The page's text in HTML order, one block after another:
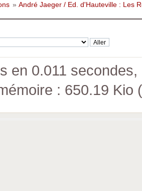
» André Jaeger / Ed. d'Hauteville : Les
en 0.011
: 650.19 Kio